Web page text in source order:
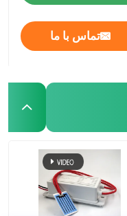
تماس با ما